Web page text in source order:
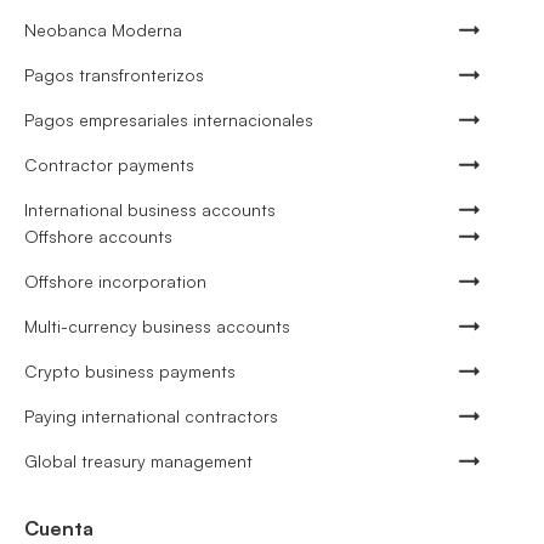
Neobanca Moderna
Pagos transfronterizos
Pagos empresariales internacionales
Contractor payments
International business accounts
Offshore accounts
Offshore incorporation
Multi-currency business accounts
Crypto business payments
Paying international contractors
Global treasury management
Cuenta